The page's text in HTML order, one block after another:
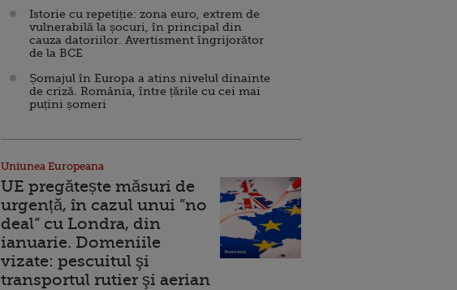
Istorie cu repetiție: zona euro, extrem de
vulnerabilă la șocuri, în principal din
cauza datoriilor. Avertisment îngrijorător
de la BCE
Șomajul în Europa a atins nivelul dinainte
de criză. România, între țările cu cei mai
puțini șomeri
Uniunea Europeana
UE pregătește măsuri de
urgență, în cazul unui ”no
deal” cu Londra, din
ianuarie. Domeniile
vizate: pescuitul şi
transportul rutier şi aerian